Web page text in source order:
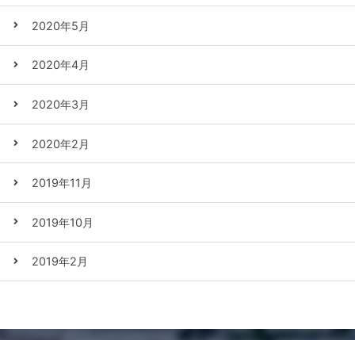
2020年5月
2020年4月
2020年3月
2020年2月
2019年11月
2019年10月
2019年2月